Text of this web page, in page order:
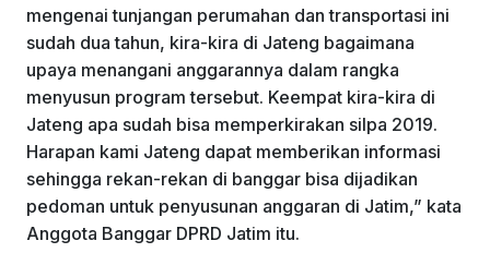
mengenai tunjangan perumahan dan transportasi ini
sudah dua tahun, kira-kira di Jateng bagaimana
upaya menangani anggarannya dalam rangka
menyusun program tersebut. Keempat kira-kira di
Jateng apa sudah bisa memperkirakan silpa 2019.
Harapan kami Jateng dapat memberikan informasi
sehingga rekan-rekan di banggar bisa dijadikan
pedoman untuk penyusunan anggaran di Jatim,” kata
Anggota Banggar DPRD Jatim itu.